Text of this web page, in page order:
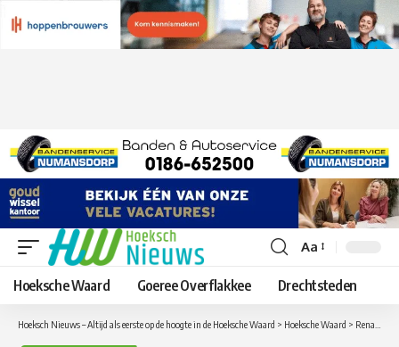
Lettergrootte
aanpassen
Aa
Hoeksche Waard Goeree Overflakkee Drechtsteden
Hoeksch Nieuws – Altijd als eerste op de hoogte in de Hoeksche Waard > Hoeksche Waard > Renault Dealer Dagen bij Auto Indumij: profiteer nog t/m 4 januari!